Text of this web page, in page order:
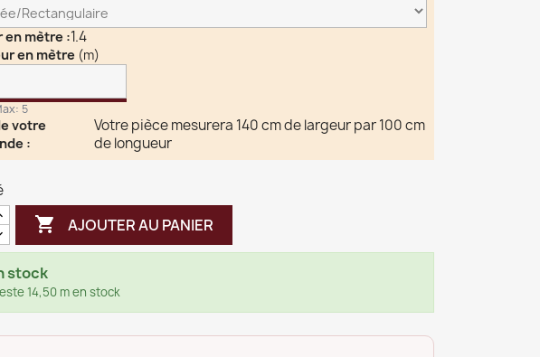
en mètre :1.4
en mètre (m)
5
votre
:
Votre pièce mesurera 140 cm de largeur par 100 cm
de longueur
 AJOUTER AU PANIER
stock
14,50 m en stock